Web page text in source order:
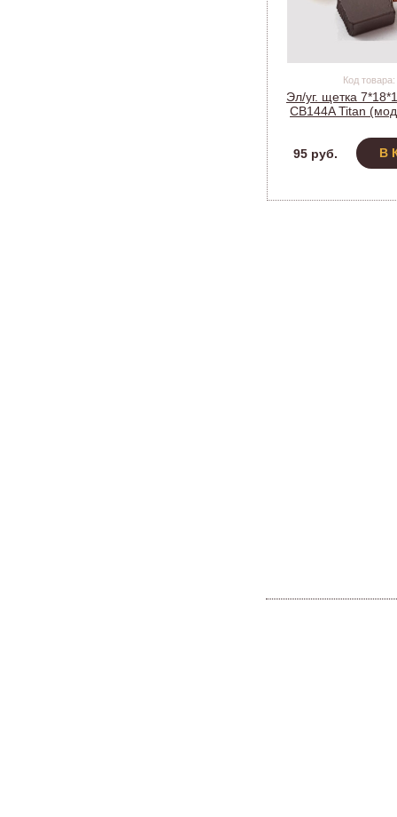
Код
Эл/уг. щетка
CB144A Titan
95 руб. В